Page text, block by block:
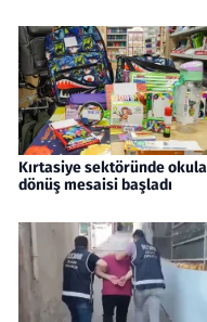
Kırtasiye sektöründe okula
dönüş mesaisi başladı